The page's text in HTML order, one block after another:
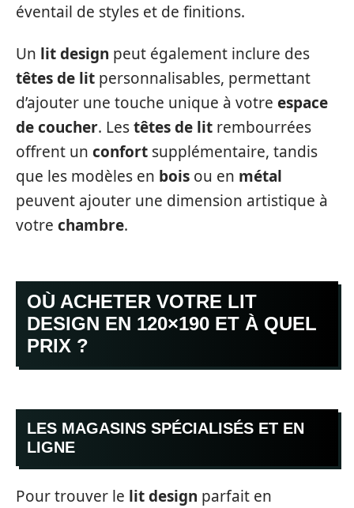
éventail de styles et de finitions.
Un lit design peut également inclure des
têtes de lit personnalisables, permettant
d’ajouter une touche unique à votre espace
de coucher. Lestêtes de lit rembourrées
offrent un confort supplémentaire, tandis
que les modèles en bois ou en métal
peuvent ajouter une dimension artistique à
votre chambre.
OÙ ACHETER VOTRE LIT
DESIGN EN 120×190 ET À QUEL
PRIX ?
LES MAGASINS SPÉCIALISÉS ET EN
LIGNE
Pour trouver le lit design parfait en